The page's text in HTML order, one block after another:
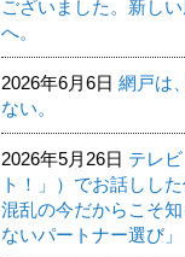
ございました。新し
へ。
2026年6月6日 網戸は
ない。
2026年5月26日 テレ
ト！」）でお話しし
混乱の今だからこそ
ないパートナー選び」